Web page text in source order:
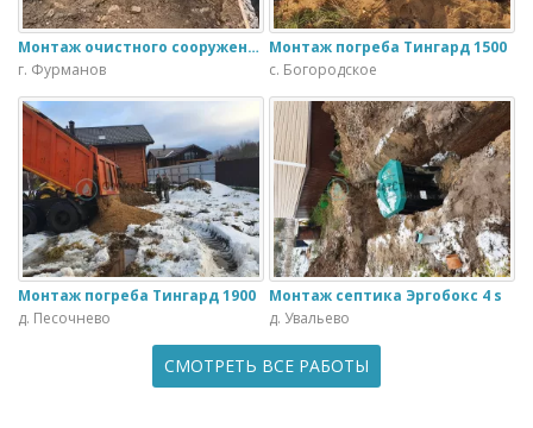
Монтаж очистного сооружения Тверь - 1.1ПН в загородном доме
г. Фурманов
Монтаж погреба Тингард 1500
с. Богородское
Монтаж погреба Тингард 1900
д. Песочнево
Монтаж септика Эргобокс 4 s
д. Увальево
СМОТРЕТЬ ВСЕ РАБОТЫ